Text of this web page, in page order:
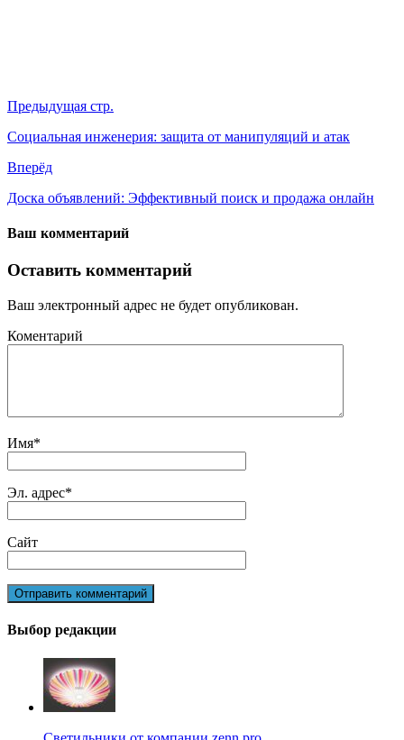
Предыдущая стр.
Социальная инженерия: защита от манипуляций и атак
Вперёд
Доска объявлений: Эффективный поиск и продажа онлайн
Ваш комментарий
Оставить комментарий
Ваш электронный адрес не будет опубликован.
Коментарий
Имя*
Эл. адрес*
Сайт
Выбор редакции